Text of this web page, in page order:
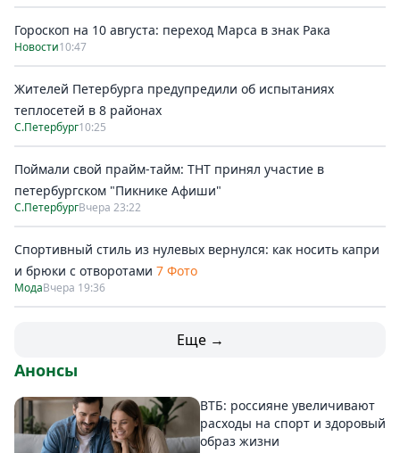
Гороскоп на 10 августа: переход Марса в знак Рака
Новости10:47
Жителей Петербурга предупредили об испытаниях
теплосетей в 8 районах
С.Петербург10:25
Поймали свой прайм-тайм: ТНТ принял участие в
петербургском "Пикнике Афиши"
С.ПетербургВчера 23:22
Спортивный стиль из нулевых вернулся: как носить капри
и брюки с отворотами 7 Фото
МодаВчера 19:36
Еще →
Анонсы
ВТБ: россияне увеличивают
расходы на спорт и здоровый
образ жизни